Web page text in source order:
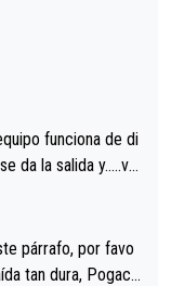
funciona de di
da la salida y…..ve
momentos tan
párrafo, por favo
tan dura, Pogaca